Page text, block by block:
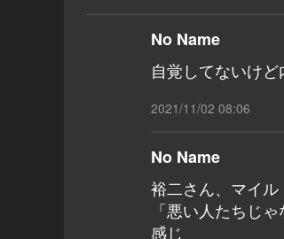
No Name
自覚してないけ
2021/11/02 08:06
No Name
裕二さん、マイ
「悪い人たちじ
感じ